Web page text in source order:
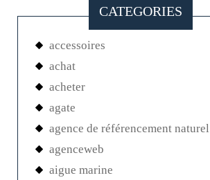
CATEGORIES
accessoires
achat
acheter
agate
agence de référencement naturel
agenceweb
aigue marine